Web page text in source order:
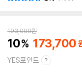
193,000원
10 173,700
YES포인트